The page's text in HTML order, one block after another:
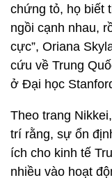
chứng tỏ, họ biết
ngồi cạnh nhau,
cực”, Oriana
cứu về Trung
ở Đại học
Theo trang
trí rằng, sự ổn
ích cho kinh tế
nhiều vào hoạt